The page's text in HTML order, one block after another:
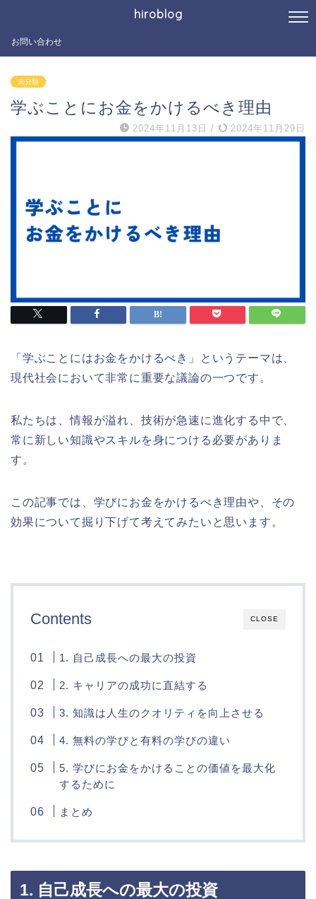
hiroblog
お問い合わせ
未分類
学ぶことにお金をかけるべき理由
2024年11月13日 / 2024年11月29日
「学ぶことにはお金をかけるべき」というテーマは、
現代社会において非常に重要な議論の一つです。
私たちは、情報が溢れ、技術が急速に進化する中で、
常に新しい知識やスキルを身につける必要がありま
す。
この記事では、学びにお金をかけるべき理由や、その
効果について掘り下げて考えてみたいと思います。
CLOSE
Contents
1. 自己成長への最大の投資
2. キャリアの成功に直結する
3. 知識は人生のクオリティを向上させる
4. 無料の学びと有料の学びの違い
5. 学びにお金をかけることの価値を最大化
するために
まとめ
1. 自己成長への最大の投資